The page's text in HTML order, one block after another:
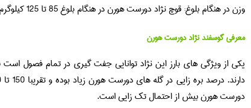
وزن در هنگام بلوغ: قوچ نژاد دورست هورن در هنگام بلوغ 85 تا 125 کیلوگرم و گوسفند ماده آن وزنی در حدود 60 تا 85 کیلوگرم دارد.
معرفی گوسفند نژاد دورست هورن
یکی از ویژگی های بارز این نژاد توانایی جفت گیری در تمام
دورست هورن بیش از احتمال تک زایی است.